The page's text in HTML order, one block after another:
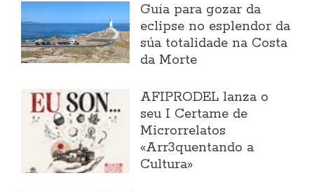
Guía para gozar da
eclipse no esplendor da
súa totalidade na Costa
da Morte
AFIPRODEL lanza o
seu I Certame de
Microrrelatos
«Arr3quentando a
Cultura»